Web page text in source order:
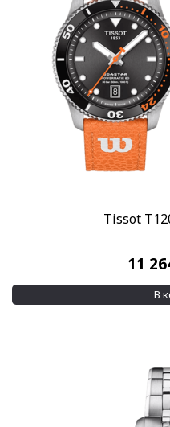
Tissot
11
В